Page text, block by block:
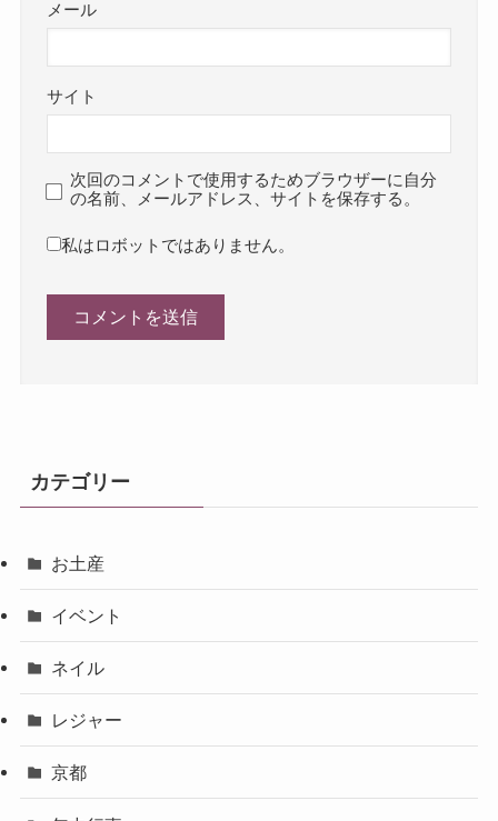
メール
サイト
次回のコメントで使用するためブラウザーに自分
の名前、メールアドレス、サイトを保存する。
私はロボットではありません。
カテゴリー
お土産
イベント
ネイル
レジャー
京都